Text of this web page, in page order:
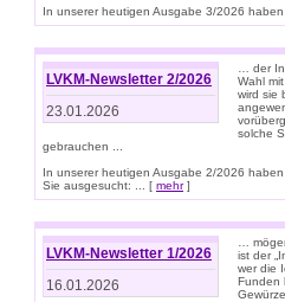
In unserer heutigen Ausgabe 3/2026
LVKM-Newsletter 2/2026
23.01.2026
… der
Wahl
wird sie
solche
gebrauchen ...
In unserer heutigen Ausgabe 2/2026
Sie ausgesucht: ... [ mehr]
LVKM-Newsletter 1/2026
16.01.2026
…
ist der
wer die
Funden